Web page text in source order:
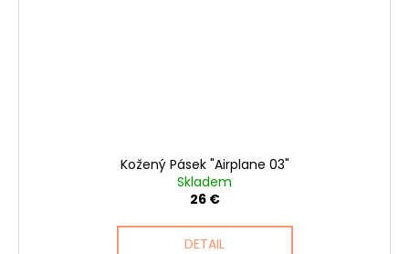
Kožený Pásek "Airplane 03"
Skladem
26 €
DETAIL